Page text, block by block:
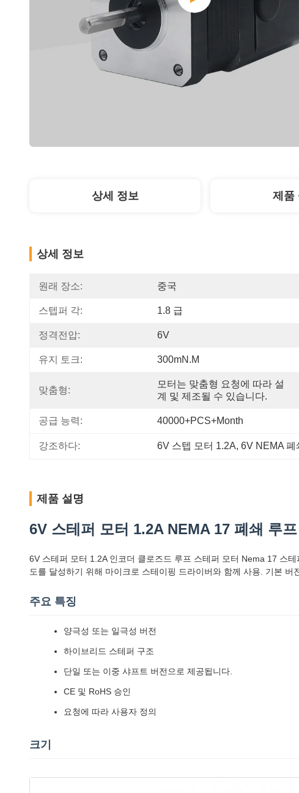
상세 정보 제품
상세 정보
원래 장소: 중국
스텝퍼 각: 1.8 급
정격전압: 6V
유지 토크: 300mN.m
맞춤형:
모터는 맞춤형 요청에 따라 설
계 및 제조될 수 있습니다.
공급 능력: 40000+PCS+Month
강조하다: 6V 스텝 모터 1.2A, 6V NEMA 폐
제품 설명
6V 스테퍼 모터 1.2A NEMA 17 폐쇄 루
6V 스테퍼 모터 1.2A 인코더 클로즈드 루프 스테퍼 모터 Nema 17 스
도를 달성하기 위해 마이크로 스테이핑 드라이버와 함께 사용. 기본 버
주요 특징
양극성 또는 일극성 버전
하이브리드 스테퍼 구조
단일 또는 이중 샤프트 버전으로 제공됩니다.
CE 및 RoHS 승인
요청에 따라 사용자 정의
크기